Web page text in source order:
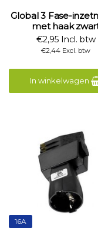
Global 3 Fase-
met haak
€2,95 Incl. btw
€2,44 Excl. btw
In winkelwagen
16A